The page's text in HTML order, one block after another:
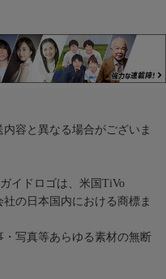
容と異なる場合がございま
イドロゴは、米国TiVo
の日本国内における商標ま
写真等あらゆる素材の無断